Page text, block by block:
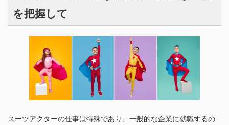
を把握して
スーツアクターの仕事は特殊であり、一般的な企業に就職するの